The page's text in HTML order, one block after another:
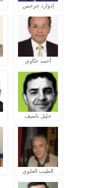
إدوارد جرجس
أحمد ختّاوي
خليل ناصيف
الطيب العلوي